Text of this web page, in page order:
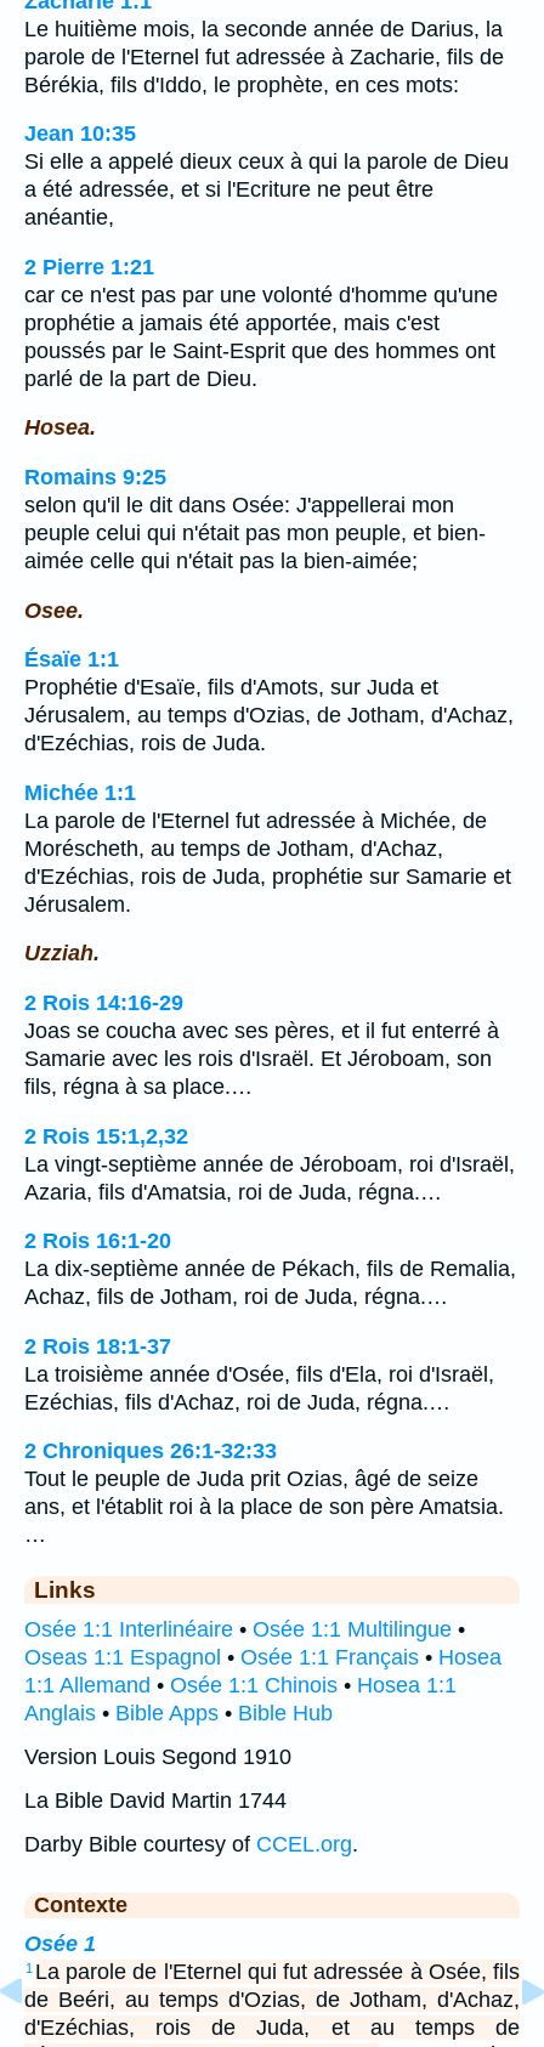
Le huitième mois, la seconde année de Darius, la
parole de l'Eternel fut adressée à Zacharie, fils de
Bérékia, fils d'Iddo, le prophète, en ces mots:
Jean 10:35
Si elle a appelé dieux ceux à qui la parole de Dieu
a été adressée, et si l'Ecriture ne peut être
anéantie,
2 Pierre 1:21
car ce n'est pas par une volonté d'homme qu'une
prophétie a jamais été apportée, mais c'est
poussés par le Saint-Esprit que des hommes ont
parlé de la part de Dieu.
Hosea.
Romains 9:25
selon qu'il le dit dans Osée: J'appellerai mon
peuple celui qui n'était pas mon peuple, et bien-
aimée celle qui n'était pas la bien-aimée;
Osee.
Ésaïe 1:1
Prophétie d'Esaïe, fils d'Amots, sur Juda et
Jérusalem, au temps d'Ozias, de Jotham, d'Achaz,
d'Ezéchias, rois de Juda.
Michée 1:1
La parole de l'Eternel fut adressée à Michée, de
Moréscheth, au temps de Jotham, d'Achaz,
d'Ezéchias, rois de Juda, prophétie sur Samarie et
Jérusalem.
Uzziah.
2 Rois 14:16-29
Joas se coucha avec ses pères, et il fut enterré à
Samarie avec les rois d'Israël. Et Jéroboam, son
fils, régna à sa place.…
2 Rois 15:1,2,32
La vingt-septième année de Jéroboam, roi d'Israël,
Azaria, fils d'Amatsia, roi de Juda, régna.…
2 Rois 16:1-20
La dix-septième année de Pékach, fils de Remalia,
Achaz, fils de Jotham, roi de Juda, régna.…
2 Rois 18:1-37
La troisième année d'Osée, fils d'Ela, roi d'Israël,
Ezéchias, fils d'Achaz, roi de Juda, régna.…
2 Chroniques 26:1-32:33
Tout le peuple de Juda prit Ozias, âgé de seize
ans, et l'établit roi à la place de son père Amatsia.
…
Links
Osée 1:1 Interlinéaire • Osée 1:1 Multilingue •
Oseas 1:1 Espagnol • Osée 1:1 Français • Hosea
1:1 Allemand • Osée 1:1 Chinois • Hosea 1:1
Anglais • Bible Apps • Bible Hub
Version Louis Segond 1910
La Bible David Martin 1744
Darby Bible courtesy of CCEL.org.
Contexte
Osée 1
1 La parole de l'Eternel qui fut adressée à Osée, fils
de Beéri, au temps d'Ozias, de Jotham, d'Achaz,
d'Ezéchias, rois de Juda, et au temps de